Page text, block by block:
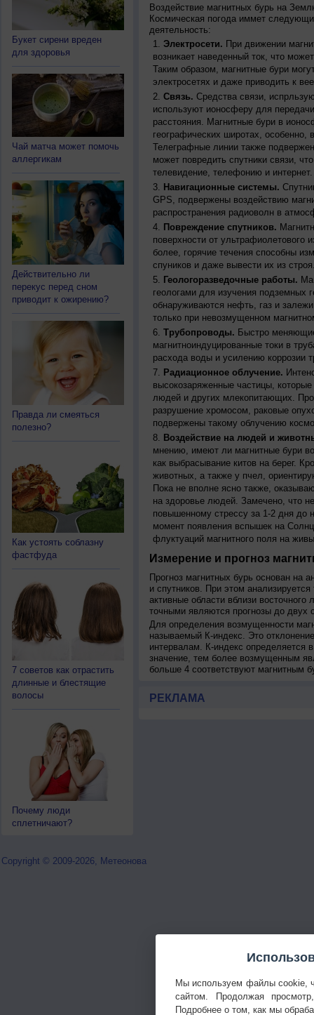
Букет сирени вреден
для здоровья
Чай матча может помочь
аллергикам
Действительно ли
перекус перед сном
приводит к ожирению?
Правда ли смеяться
полезно?
Как устоять соблазну
фастфуда
7 советов как отрастить
длинные и блестящие
волосы
Почему люди
сплетничают?
Воздействие магнитных бурь на
Космическая погода иммет
деятельность:
Электросети. При движении
возникает наведенный ток, что
Таким образом, магнитные бури
электросетях и даже приводить к
Связь. Средства связи,
используют ионосферу для
расстояния. Магнитные бури в
географических широтах,
Телеграфные линии также
может повредить спутники связи,
телевидение, телефонию и интернет.
Навигационные системы.
GPS, подвержены воздействию
распространения радиоволн в
Повреждение спутников.
поверхности от ультрафиолетового
более, горячие течения способны
спуников и даже вывести их из
Геологоразведочные работы.
геологами для изучения подземных
обнаруживаются нефть, газ и
только при невозмущенном
Трубопроводы. Быстро
магнитноиндуцированные токи в
расхода воды и усилению коррозии
Радиационное облучение.
высокозаряженные частицы,
людей и других млекопитающих.
разрушение хромосом, раковые
подвержены такому облучению
Воздействие на людей и
мнению, имеют ли магнитные бури
как выбрасывание китов на берег.
животных, а также у пчел,
Пока не вполне ясно также,
на здоровье людей. Замечено, что
повышенному стрессу за 1-2 дня до
момент появления вспышек на
флуктуаций магнитного поля на
Измерение и прогноз
Прогноз магнитных бурь основан на
и спутников. При этом
активные области вблизи
точными являются прогнозы до двух
Для определения возмущенности
называемый К-индекс. Это
интервалам. К-индекс определяется
значение, тем более возмущенным
больше 4 соответствуют магнитным
РЕКЛАМА
Copyright © 2009-2026, Метеонова
Мы используем файлы cookie,
сайтом. Продолжая
Подробнее о том, как мы